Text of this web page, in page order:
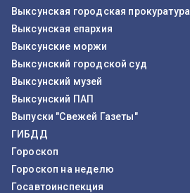
Выксунская городская прокуратура
Выксунская епархия
Выксунские моржи
Выксунский городской суд
Выксунский музей
Выксунский ПАП
Выпуски "Свежей Газеты"
ГИБДД
Гороскоп
Гороскоп на неделю
Госавтоинспекция